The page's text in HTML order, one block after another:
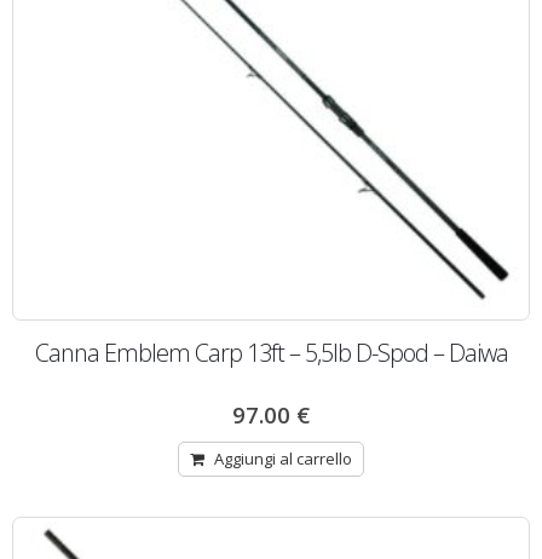
Canna Emblem Carp 13ft – 5,5lb D-Spod – Daiwa
97.00 €
Aggiungi al carrello